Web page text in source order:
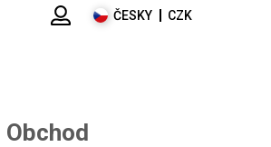
ČESKY CZK
Obchod